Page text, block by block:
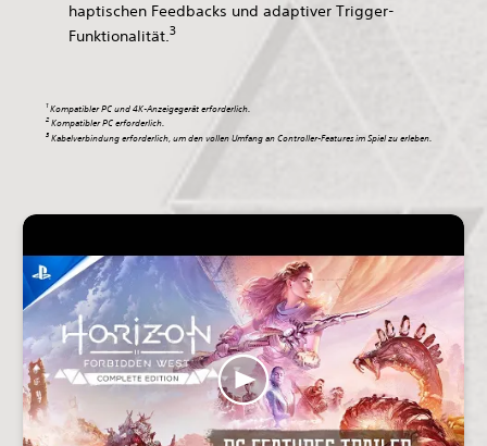
haptischen Feedbacks und adaptiver Trigger-
Funktionalität.3
1 Kompatibler PC und 4K-Anzeigegerät erforderlich.
2 Kompatibler PC erforderlich.
3 Kabelverbindung erforderlich, um den vollen Umfang an Controller-Features im Spiel zu erleben.